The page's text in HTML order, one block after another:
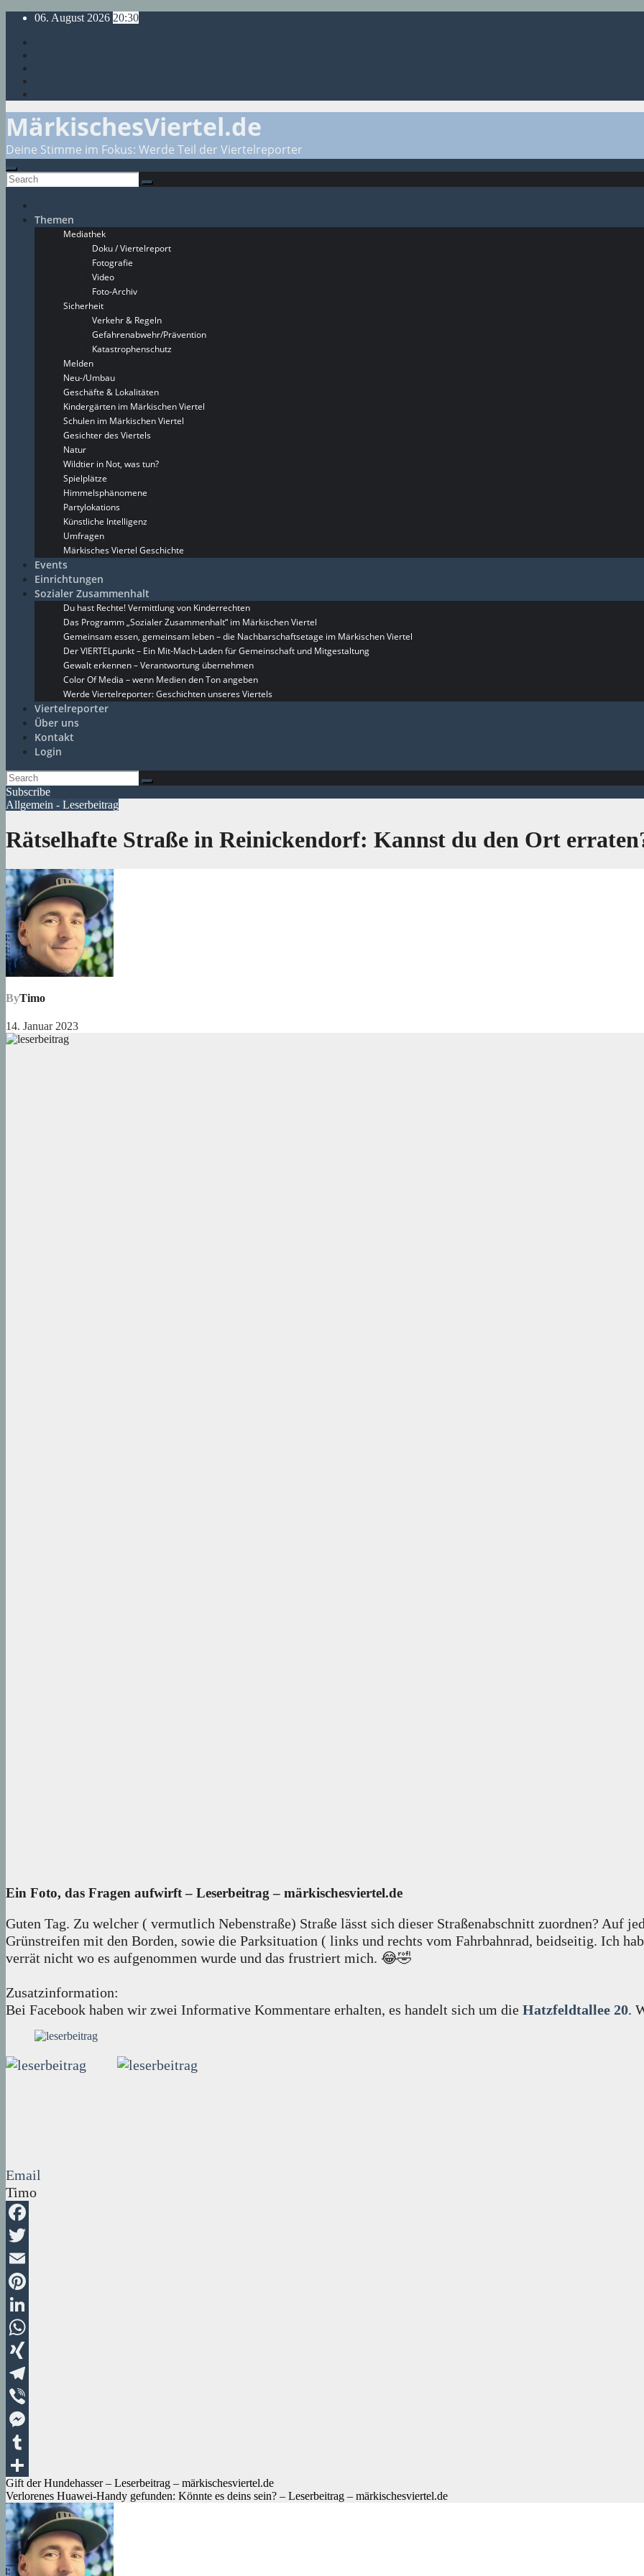
Skip
content
06. August 2026 20:30
MärkischesViertel.de
Deine Stimme im Fokus: Werde Teil der Viertelreporter
Themen
Mediathek
Doku / Viertelreport
Fotografie
Video
Foto-Archiv
Sicherheit
Verkehr & Regeln
Gefahrenabwehr/Prävention
Katastrophenschutz
Melden
Neu-/Umbau
Geschäfte & Lokalitäten
Kindergärten im Märkischen Viertel
Schulen im Märkischen Viertel
Gesichter des Viertels
Natur
Wildtier in Not, was tun?
Spielplätze
Himmelsphänomene
Partylokations
Künstliche Intelligenz
Umfragen
Märkisches Viertel Geschichte
Events
Einrichtungen
Sozialer Zusammenhalt
Du hast Rechte! Vermittlung von Kinderrechten
Das Programm „Sozialer Zusammenhalt“ im Märkischen Viertel
Gemeinsam essen, gemeinsam leben – die Nachbarschaftsetage im Märkischen Viertel
Der VIERTELpunkt – Ein Mit-Mach-Laden für Gemeinschaft und Mitgestaltung
Gewalt erkennen – Verantwortung übernehmen
Color Of Media – wenn Medien den Ton angeben
Werde Viertelreporter: Geschichten unseres Viertels
Viertelreporter
Über uns
Kontakt
Login
Subscribe
Allgemein - Leserbeitrag
Rätselhafte Straße in Reinickendorf: Kannst du den Ort
ByTimo
14. Januar 2023
Ein Foto, das Fragen aufwirft – Leserbeitrag – märkischesviertel.de
Guten Tag. Zu welcher ( vermutlich Nebenstraße) Straße lässt sich dieser Straßenabschnitt zuordnen? Auf
Grünstreifen mit den Borden, sowie die Parksituation ( links und rechts vom Fahrbahnrad, beidseitig. Ich
verrät nicht wo es aufgenommen wurde und das frustriert mich. 😂🤣
Zusatzinformation:
Bei Facebook haben wir zwei Informative Kommentare erhalten, es handelt sich um die Hatzfeldtallee 20.
Email
Timo
Facebook
Twitter
Email
Pinterest
LinkedIn
WhatsApp
XING
Telegram
Viber
Messenger
Tumblr
Teilen
Beitragsnavigation
Gift der Hundehasser – Leserbeitrag – märkischesviertel.de
Verlorenes Huawei-Handy gefunden: Könnte es deins sein? – Leserbeitrag – märkischesviertel.de